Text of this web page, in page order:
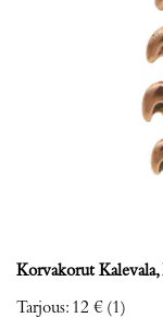
Korvakorut
Tarjous: 12 € (1)